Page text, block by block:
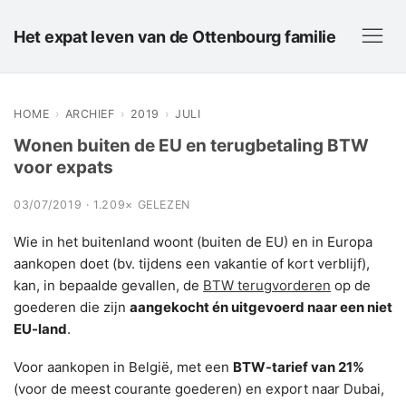
Het expat leven van de Ottenbourg familie
HOME › ARCHIEF › 2019 › JULI
Wonen buiten de EU en terugbetaling BTW
voor expats
03/07/2019 · 1.209× GELEZEN
Wie in het buitenland woont (buiten de EU) en in Europa
aankopen doet (bv. tijdens een vakantie of kort verblijf),
kan, in bepaalde gevallen, de BTW terugvorderen op de
goederen die zijn aangekocht én uitgevoerd naar een niet
EU-land.
Voor aankopen in België, met een BTW-tarief van 21%
(voor de meest courante goederen) en export naar Dubai,